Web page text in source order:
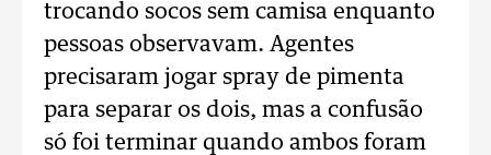
trocando socos sem camisa enquanto
pessoas observavam. Agentes
precisaram jogar spray de pimenta
para separar os dois, mas a confusão
só foi terminar quando ambos foram